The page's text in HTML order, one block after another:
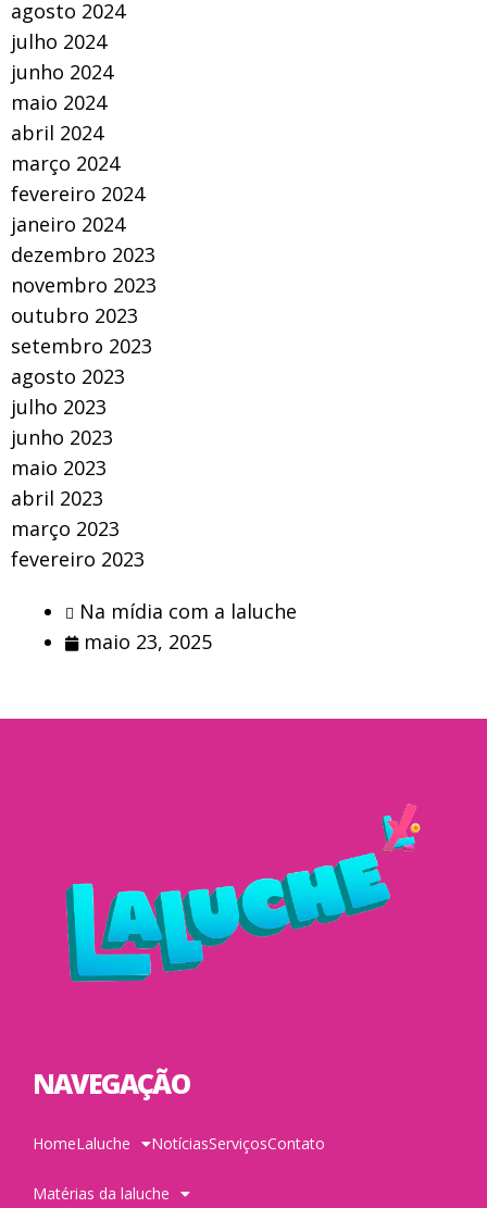
agosto 2024
julho 2024
junho 2024
maio 2024
abril 2024
março 2024
fevereiro 2024
janeiro 2024
dezembro 2023
novembro 2023
outubro 2023
setembro 2023
agosto 2023
julho 2023
junho 2023
maio 2023
abril 2023
março 2023
fevereiro 2023
Na mídia com a laluche
maio 23, 2025
NAVEGAÇÃO
HomeLaluche NotíciasServiçosContato
Matérias da laluche